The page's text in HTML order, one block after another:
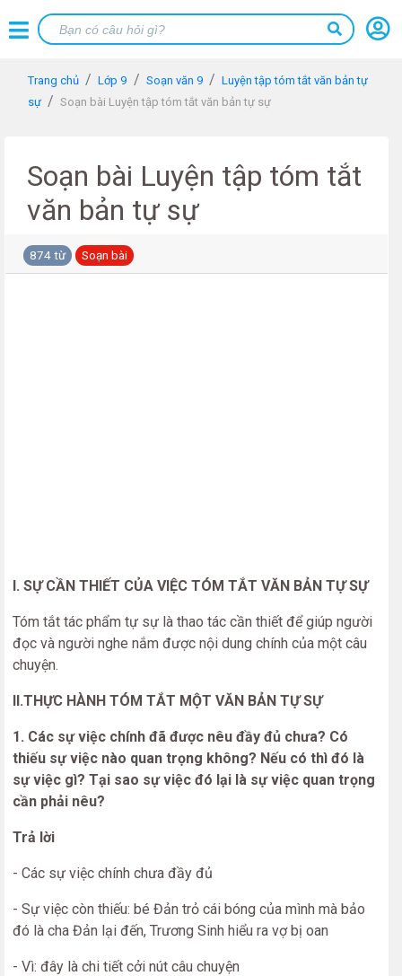
Trang chủ Lớp 9 Soạn văn 9
Luyện tập tóm tắt văn bản tự
sự
Soạn bài Luyện tập tóm tắt văn bản tự sự
Soạn bài Luyện tập tóm tắt
văn bản tự sự
874 từ Soạn bài
I. SỰ CẦN THIẾT CỦA VIỆC TÓM TẮT VĂN BẢN TỰ SỰ
Tóm tắt tác phẩm tự sự là thao tác cần thiết để giúp người
đọc và người nghe nắm được nội dung chính của một câu
chuyện.
II.THỰC HÀNH TÓM TẮT MỘT VĂN BẢN TỰ SỰ
1. Các sự việc chính đã được nêu đầy đủ chưa? Có
thiếu sự việc nào quan trọng không? Nếu có thì đó là
sự việc gì? Tại sao sự việc đó lại là sự việc quan trọng
cần phải nêu?
Trả lời
- Các sự việc chính chưa đầy đủ
- Sự việc còn thiếu: bé Đản trỏ cái bóng của mình mà bảo
đó là cha Đản lại đến, Trương Sinh hiểu ra vợ bị oan
- Vì: đây là chi tiết cởi nút câu chuyện